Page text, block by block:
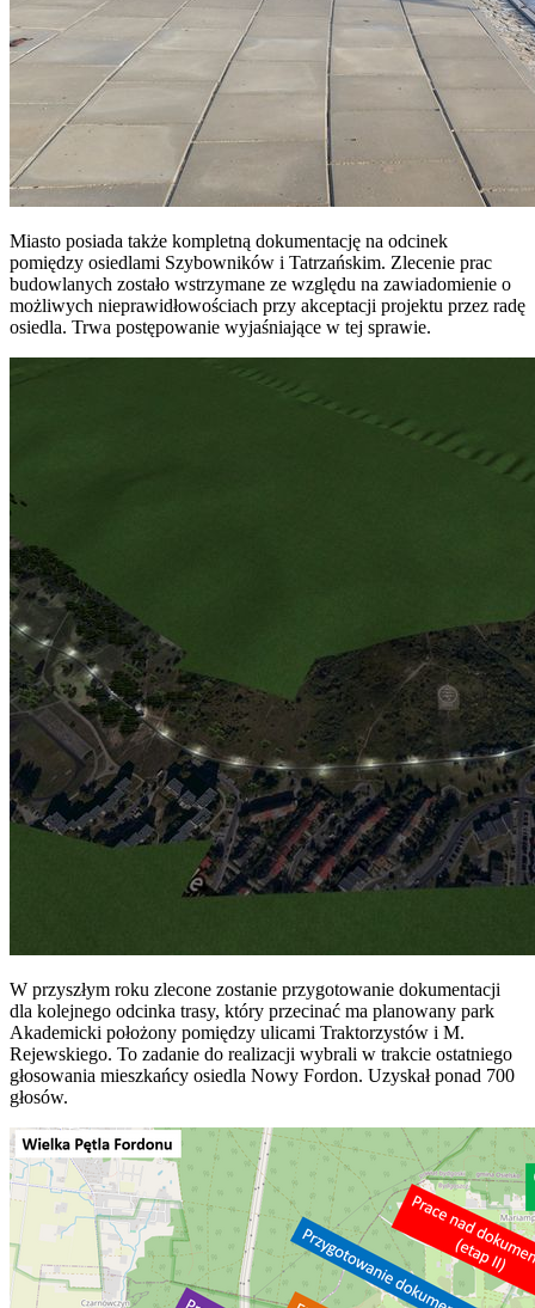
Miasto posiada także kompletną dokumentację na odcinek
pomiędzy osiedlami Szybowników i Tatrzańskim. Zlecenie prac
budowlanych zostało wstrzymane ze względu na zawiadomienie o
możliwych nieprawidłowościach przy akceptacji projektu przez radę
osiedla. Trwa postępowanie wyjaśniające w tej sprawie.
W przyszłym roku zlecone zostanie przygotowanie dokumentacji
dla kolejnego odcinka trasy, który przecinać ma planowany park
Akademicki położony pomiędzy ulicami Traktorzystów i M.
Rejewskiego. To zadanie do realizacji wybrali w trakcie ostatniego
głosowania mieszkańcy osiedla Nowy Fordon. Uzyskał ponad 700
głosów.